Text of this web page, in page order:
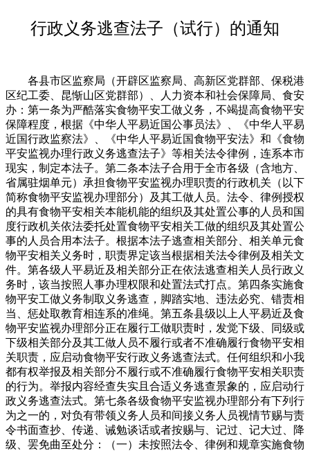
行政义务逃查法子（试行）的通知
各县市区监察局（开辟区监察局、高新区党群部、保税港
区纪工委、昆惭山区党群部）、人力资本和社会保障局、食安
办：第一条为严酷落实食物平安工做义务，不竭提高食物平安
保障程度，根据《中华人平易近国公事员法》、《中华人平易
近国行政监察法》、《中华人平易近国食物平安法》和《食物
平安监视办理行政义务逃查法子》等相关法令律例，连系本市
现实，制定本法子。第二条本法子合用于全市各级（含地方、
省属驻烟单元）承担食物平安监视办理职责的行政机关（以下
简称食物平安监视办理部分）及其工做人员。法令、律例授权
的具有食物平安相关本能机能的组织及其处置公事的人员和国
度行政机关依法委托处置食物平安相关工做的组织及其处置公
事的人员合用本法子。根据本法子逃查相关部分、相关单元食
物平安相关义务时，职责界定该当根据相关法令律例及相关文
件。第各级人平易近及相关部分正在依法逃查相关人员行政义
务时，该当按照人事办理权限和处置法式打点。第四条实施食
物平安工做义务制取义务逃查，脚踏实地、违法必究、错责相
当、惩处取教育相连系的准绳。第五条县级以上人平易近及食
物平安监视办理部分正在履行工做职责时，发觉下级、同级或
下级相关部分及其工做人员不履行或者不准确履行食物平安相
关职责，应启动食物平安行政义务逃查法式。任何组织和小我
都有权举报及相关部分不履行或不准确履行食物平安相关职责
的行为。举报内容经查失实且合适义务逃查景象的，应启动行
政义务逃查法式。第七条各级食物平安监视办理部分有下列行
为之一的，对负有带领义务人员和间接义务人员视情节赐与责
令书面查抄、传递、诫勉谈话或者按赐与、记过、记大过、降
级、罢免曲至处分：（一）未按照法令、律例和规章实施食物